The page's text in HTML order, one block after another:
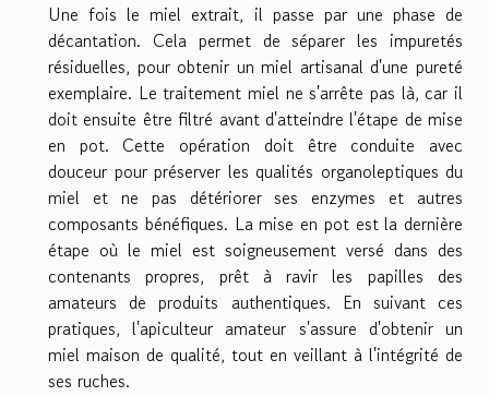
Une fois le miel extrait, il passe par une phase de
décantation. Cela permet de séparer les impuretés
résiduelles, pour obtenir un miel artisanal d'une pureté
exemplaire. Le traitement miel ne s'arrête pas là, car il
doit ensuite être filtré avant d'atteindre l'étape de mise
en pot. Cette opération doit être conduite avec
douceur pour préserver les qualités organoleptiques du
miel et ne pas détériorer ses enzymes et autres
composants bénéfiques. La mise en pot est la dernière
étape où le miel est soigneusement versé dans des
contenants propres, prêt à ravir les papilles des
amateurs de produits authentiques. En suivant ces
pratiques, l'apiculteur amateur s'assure d'obtenir un
miel maison de qualité, tout en veillant à l'intégrité de
ses ruches.